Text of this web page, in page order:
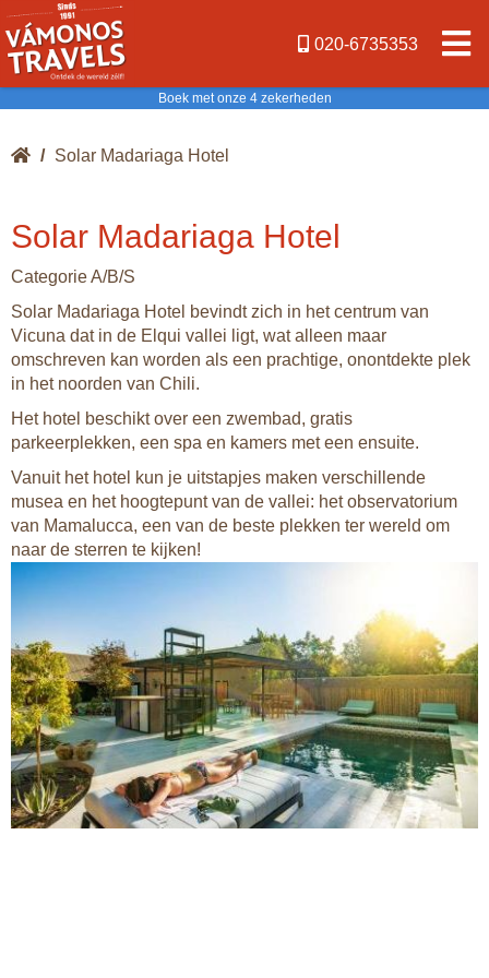
020-6735353
Boek met onze 4 zekerheden
/ Solar Madariaga Hotel
Solar Madariaga Hotel
Categorie A/B/S
Solar Madariaga Hotel bevindt zich in het centrum van
Vicuna dat in de Elqui vallei ligt, wat alleen maar
omschreven kan worden als een prachtige, onontdekte plek
in het noorden van Chili.
Het hotel beschikt over een zwembad, gratis
parkeerplekken, een spa en kamers met een ensuite.
Vanuit het hotel kun je uitstapjes maken verschillende
musea en het hoogtepunt van de vallei: het observatorium
van Mamalucca, een van de beste plekken ter wereld om
naar de sterren te kijken!